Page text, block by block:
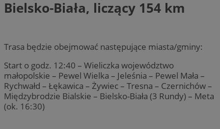
Bielsko-Biała, liczący 154 km
Trasa będzie obejmować następujące miasta/gminy:
Start o godz. 12:40 – Wieliczka województwo
małopolskie – Pewel Wielka – Jeleśnia – Pewel Mała –
Rychwałd – Łękawica – Żywiec – Tresna – Czernichów –
Międzybrodzie Bialskie – Bielsko-Biała (3 Rundy) – Meta
(ok. 16:30)